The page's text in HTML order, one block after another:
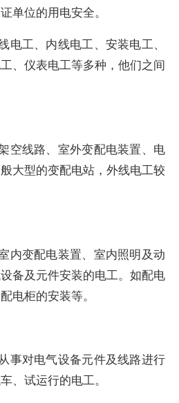
单位的用电安全。
电工、内线电工、安装电工、
、仪表电工等多种，他们之间
空线路、室外变配电装置、电
大型的变配电站，外线电工较
内变配电装置、室内照明及动
备及元件安装的电工。如配电
电柜的安装等。
事对电气设备元件及线路进行
、试运行的电工。